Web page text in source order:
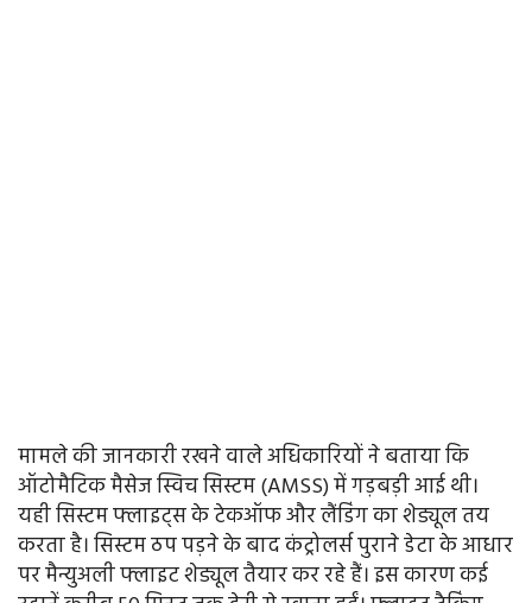
मामले की जानकारी रखने वाले अधिकारियों ने बताया कि
ऑटोमैटिक मैसेज स्विच सिस्टम (AMSS) में गड़बड़ी आई थी।
यही सिस्टम फ्लाइट्स के टेकऑफ और लैंडिंग का शेड्यूल तय
करता है। सिस्टम ठप पड़ने के बाद कंट्रोलर्स पुराने डेटा के आधार
पर मैन्युअली फ्लाइट शेड्यूल तैयार कर रहे हैं। इस कारण कई